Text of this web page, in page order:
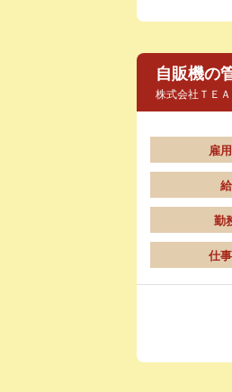
自販機の
株式会社ＴＥ
雇
勤
仕